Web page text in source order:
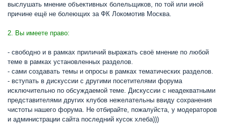
выслушать мнение объективных болельщиков, по той или иной
причине ещё не болеющих за ФК Локомотив Москва.
2. Вы имеете право:
- свободно и в рамках приличий выражать своё мнение по любой
теме в рамках установленных разделов.
- сами создавать темы и опросы в рамках тематических разделов.
- вступать в дискуссии с другими посетителями форума
исключительно по обсуждаемой теме. Дискуссии с неадекватными
представителями других клубов нежелательны ввиду сохранения
чистоты нашего форума. Не отбирайте, пожалуйста, у модераторов
и администрации сайта последний кусок хлеба)))